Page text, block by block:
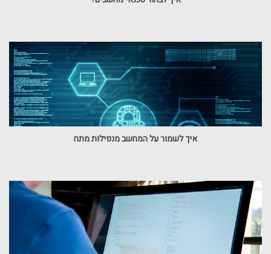
איך לשמור על המחשב מנפילות מתח